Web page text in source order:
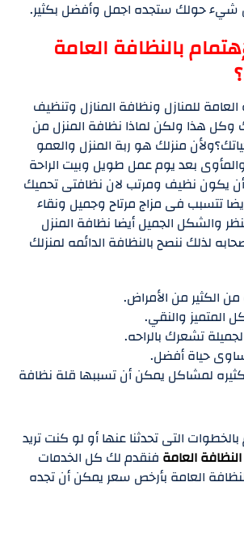
حولك ستجده اجمل وأفضل بكثير.
بالنظافة العامة
للمنازل ونظافة المنازل وتنظيف
وكل هذا ولكن لماذا نظافة المنزل من
منزلك هو ربة المنزل والعمو
بعد يوم عمل طويل وبيت الراحة
يكون نظيف ومرتب لان نظافتى تحميك
تتسبب فى مزاج مرتاح وجميل ونقاء
والشكل الجميل أيضا نظافة المنزل
لذلك ننصح بالنظافة الدائمه لمنزلك
الكثير من الأمراض.
المتميز والنقي.
تشعرك بالراحه.
حياة أفضل.
لمشاكل يمكن أن تسببها قلة نظافة
بالخطوات التى تحدثنا عنها أو لو كنت تريد
النظافة العامة فنقدم لك كل الخدمات
العامة بأرخص سعر يمكن أن تجده